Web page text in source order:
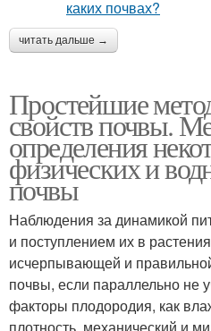
читать дальше →
Простейшие
свойств почвы.
определения
физических и
почвы
Наблюдения за динамикой
и поступлением их в
исчерпывающей и
почвы, если параллельно не
факторы плодородия, как